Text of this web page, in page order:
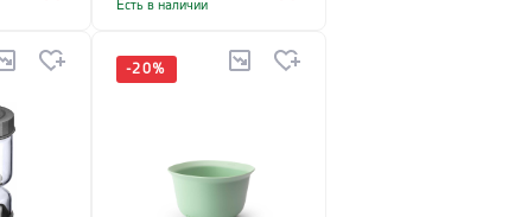
Есть в наличии
-20%